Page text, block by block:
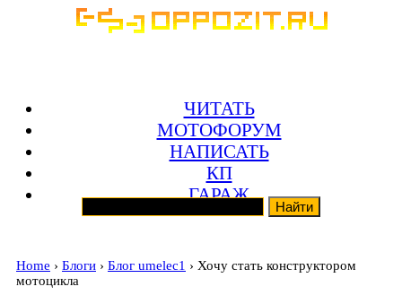
ЧИТАТЬ
МОТОФОРУМ
НАПИСАТЬ
КП
ГАРАЖ
Home › Блоги › Блог umelec1 › Хочу стать конструктором
мотоцикла